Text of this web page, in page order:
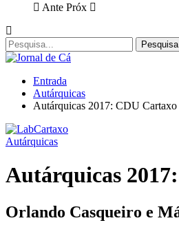
Ante Próx
Entrada
Autárquicas
Autárquicas 2017: CDU Cartaxo
Autárquicas
Autárquicas
Orlando Casqueiro e